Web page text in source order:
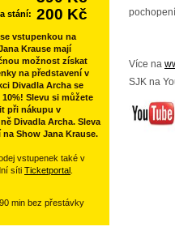
Více na
SJK na
stání: 200 Kč
vstupenkou na
Krause mají
možnost získat
na představení v
Divadla Archa se
Slevu si můžete
při nákupu v
Divadla Archa. Sleva
na Show Jana Krause.
vstupenek také v
síti Ticketportal
min bez přestávky